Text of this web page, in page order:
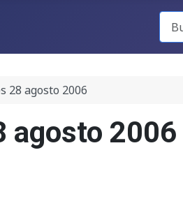
28 agosto 2006
agosto 2006